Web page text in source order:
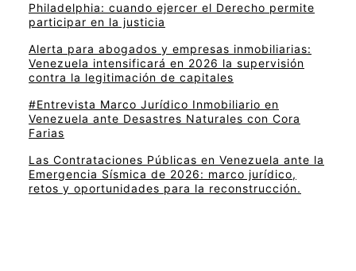
Philadelphia: cuando ejercer el Derecho permite
participar en la justicia
Alerta para abogados y empresas inmobiliarias:
Venezuela intensificará en 2026 la supervisión
contra la legitimación de capitales
#Entrevista Marco Jurídico Inmobiliario en
Venezuela ante Desastres Naturales con Cora
Farias
Las Contrataciones Públicas en Venezuela ante la
Emergencia Sísmica de 2026: marco jurídico,
retos y oportunidades para la reconstrucción.